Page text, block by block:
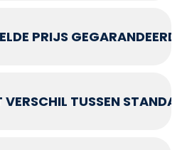
PRIJS
VERSCHIL TUSSEN